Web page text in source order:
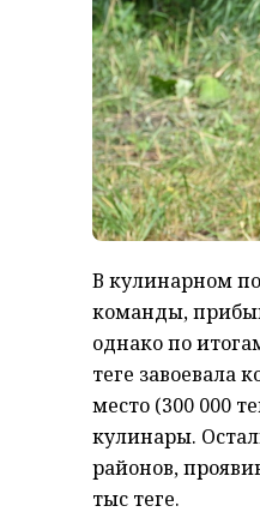
В кулинарном
команды,
однако по
теңге
место (300 000
кулинары.
районов,
тыс теңге.